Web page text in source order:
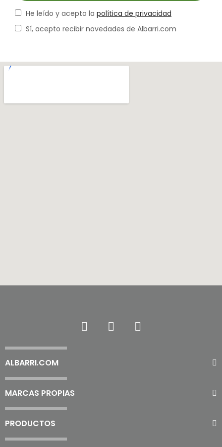
He leído y acepto la política de privacidad
Sí, acepto recibir novedades de Albarri.com
ALBARRI.COM
MARCAS PROPIAS
PRODUCTOS